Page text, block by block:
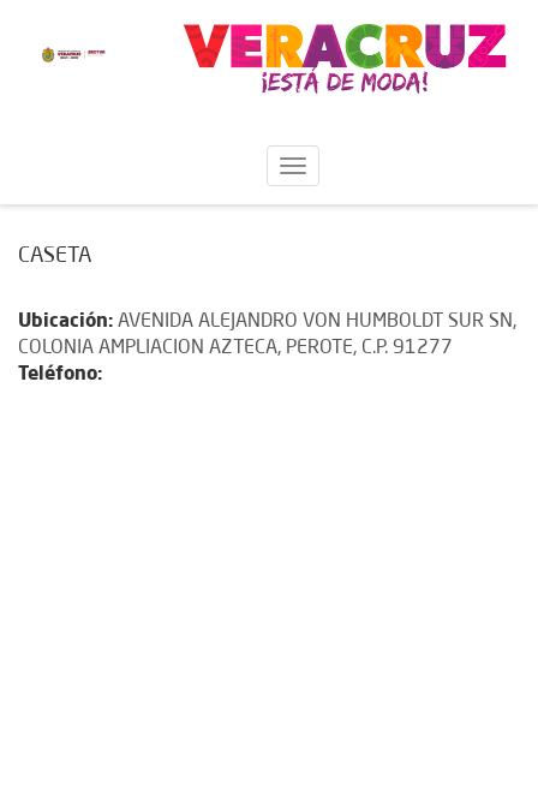
CASETA
Ubicación: AVENIDA ALEJANDRO VON HUMBOLDT SUR SN,
COLONIA AMPLIACION AZTECA, PEROTE, C.P. 91277
Teléfono: